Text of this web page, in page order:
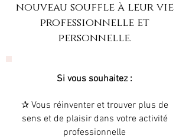
nouveau souffle à leur vie
professionnelle et
personnelle.
Si vous souhaitez :
✰ Vous réinventer et trouver plus de
sens et de plaisir dans votre activité
professionnelle